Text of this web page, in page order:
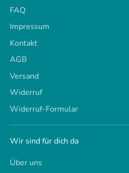
FAQ
Impressum
Kontakt
AGB
Versand
Widerruf
Widerruf-Formular
Wir sind für dich da
Über uns